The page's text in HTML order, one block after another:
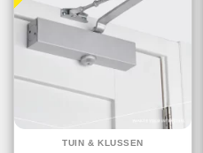
TUIN & KLUSSEN